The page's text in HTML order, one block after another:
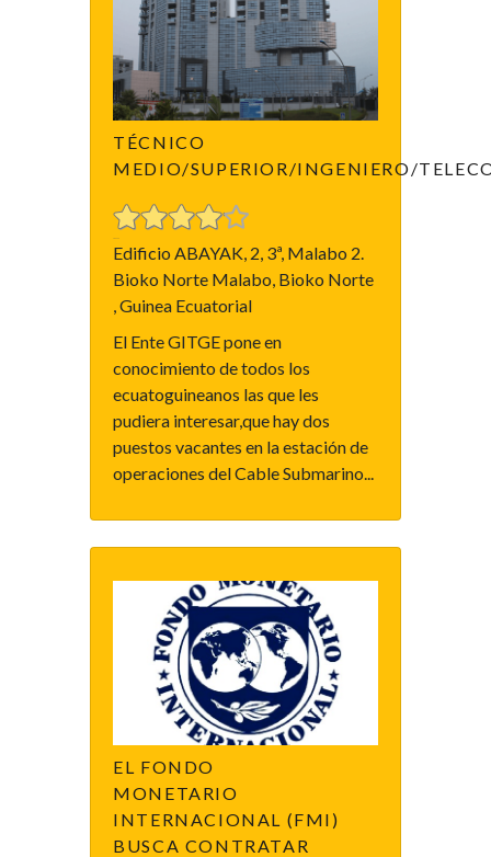
TÉCNICO
MEDIO/SUPERIOR/INGENIERO/
Edificio ABAYAK, 2, 3ª, Malabo 2.
Bioko Norte Malabo, Bioko Norte
, Guinea Ecuatorial
El Ente GITGE pone en
conocimiento de todos los
ecuatoguineanos las que les
pudiera interesar,que hay dos
puestos vacantes en la estación de
operaciones del Cable Submarino...
EL FONDO
MONETARIO
INTERNACIONAL (FMI)
BUSCA CONTRATAR